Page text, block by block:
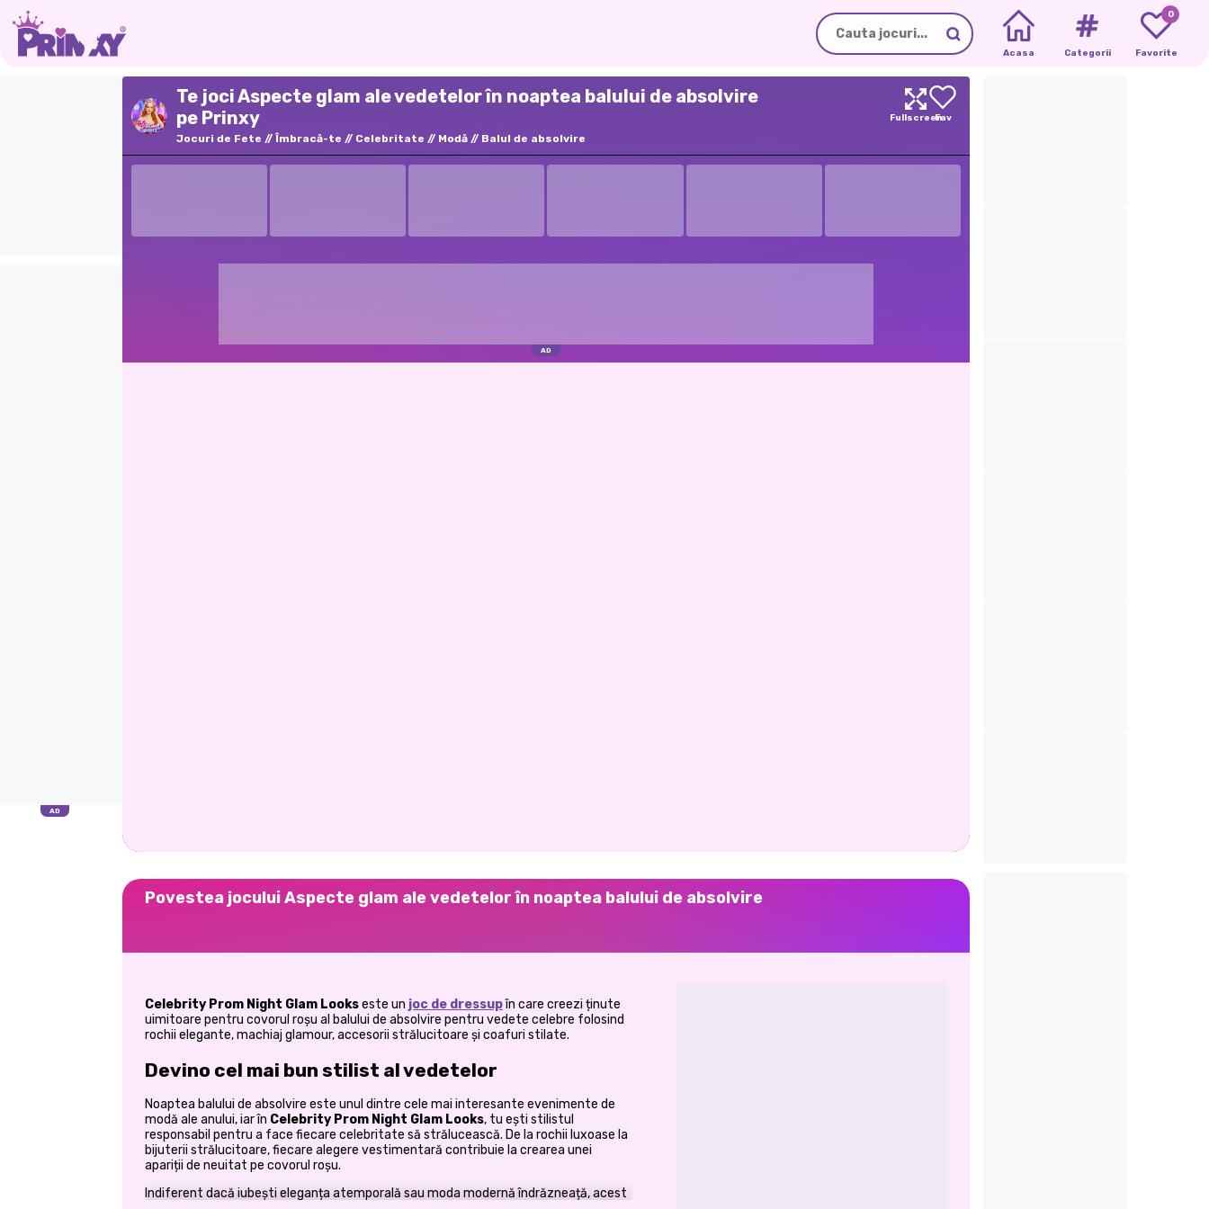
Acasa Categorii
0
Favorite
Te joci Aspecte glam ale vedetelor în noaptea balului de absolvire
pe Prinxy
Jocuri de Fete Îmbracă-te Celebritate Modă Balul de absolvire
Povestea jocului Aspecte glam ale vedetelor în noaptea balului de absolvire
Celebrity Prom Night Glam Lookseste un joc de dressupîn care creezi ținute
uimitoare pentru covorul roșu al balului de absolvire pentru vedete celebre folosind
rochii elegante, machiaj glamour, accesorii strălucitoare și coafuri stilate.
Devino cel mai bun stilist al vedetelor
Noaptea balului de absolvire este unul dintre cele mai interesante evenimente de
modă ale anului, iar în Celebrity Prom Night Glam Looks, tu ești stilistul
responsabil pentru a face fiecare celebritate să strălucească. De la rochii luxoase la
bijuterii strălucitoare, fiecare alegere vestimentară contribuie la crearea unei
apariții de neuitat pe covorul roșu.
Indiferent dacă iubești eleganța atemporală sau moda modernă îndrăzneață, acest